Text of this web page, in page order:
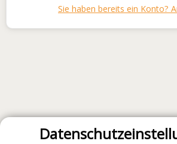
Sie haben bereits ein Konto?